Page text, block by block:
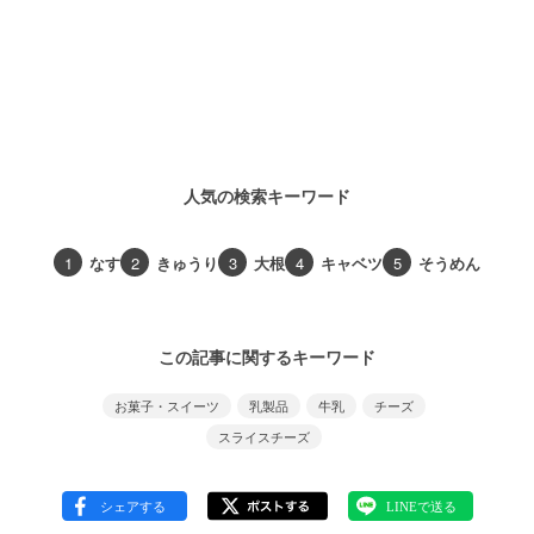
人気の検索キーワード
1 なす 2 きゅうり 3 大根 4 キャベツ 5 そうめん
この記事に関するキーワード
お菓子・スイーツ 乳製品 牛乳
チーズ
スライスチーズ